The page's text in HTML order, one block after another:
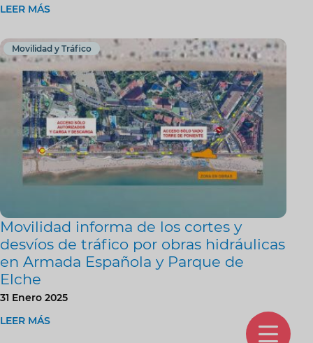
LEER MÁS
Movilidad y Tráfico
Movilidad informa de los cortes y
desvíos de tráfico por obras hidráulicas
en Armada Española y Parque de
Elche
31 Enero 2025
LEER MÁS